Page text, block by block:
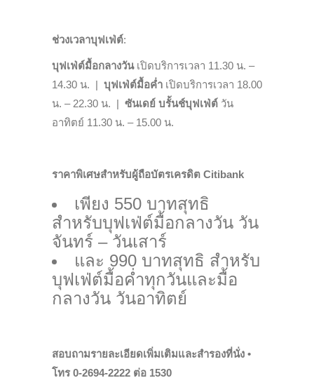
ช่วงเวลาบุฟเฟ่ต์:
บุฟเฟ่ต์มื้อกลางวันเปิดบริการเวลา 11.30 น. –
14.30 น. | บุฟเฟ่ต์มื้อค่ำ เปิดบริการเวลา 18.00
น. – 22.30 น. | ซันเดย์ บรั้นช์บุฟเฟ่ต์ วัน
อาทิตย์ 11.30 น. – 15.00 น.
ราคาพิเศษสำหรับผู้ถือบัตรเครดิต Citibank
เพียง 550 บาทสุทธิ
สำหรับบุฟเฟ่ต์มื้อกลางวัน วัน
จันทร์ – วันเสาร์
และ 990 บาทสุทธิ สำหรับ
บุฟเฟ่ต์มื้อค่ำทุกวันและมื้อ
กลางวัน วันอาทิตย์
สอบถามรายละเอียดเพิ่มเติมและสำรองที่นั่ง •
โทร0-2694-2222 ต่อ 1530